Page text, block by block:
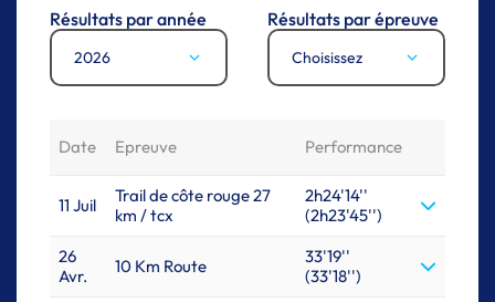
Résultats par année
2026
Résultats par épreuve
Choisissez
Date Epreuve Performance
11 Juil
Trail de côte rouge 27
km / tcx
2h24'14''
(2h23'45'')
26
Avr.
10 Km Route
33'19''
(33'18'')